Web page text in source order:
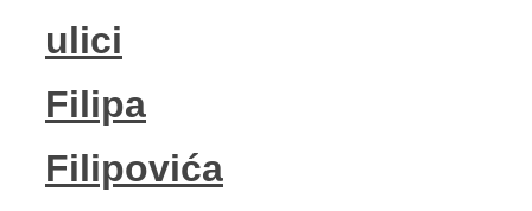
ulici
Filipа
Filipovićа